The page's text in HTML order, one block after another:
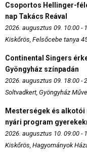
Csoportos Hellinger-
nap Takács Reával
2026. augusztus 09. 10:00 -
Kiskőrös, Felsőcebe tanya
Continental Singers
Gyöngyház színpadán
2026. augusztus 09. 18:00 -
Soltvadkert, Gyöngyház
Mesterségek és
nyári program
2026. augusztus 10. 09:00 -
Kiskőrös, Hagyományok